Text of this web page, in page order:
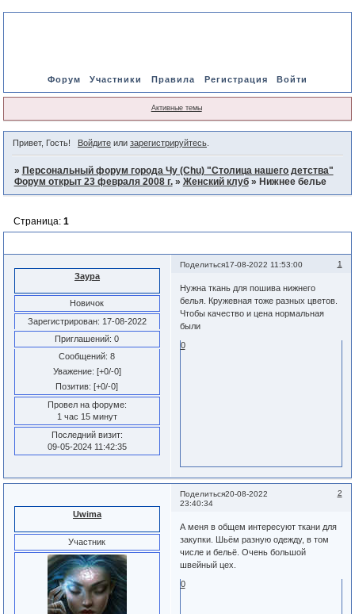
Форум Участники Правила Регистрация Войти
Активные темы
Привет, Гость! Войдитеили зарегистрируйтесь.
» Персональный форум города Чу (Chu) "Столица нашего детства"
Форум открыт 23 февраля 2008 г. » Женский клуб » Нижнее белье
Страница: 1
Поделиться 1
17-08-2022 11:53:00
Заура
Новичок
Зарегистрирован: 17-08-2022
Приглашений: 0
Сообщений: 8
Уважение: [+0/-0]
Позитив: [+0/-0]
Провел на форуме:
1 час 15 минут
Последний визит:
09-05-2024 11:42:35
Нужна ткань для пошива нижнего
белья. Кружевная тоже разных цветов.
Чтобы качество и цена нормальная
были
0
Поделиться 2
20-08-2022
23:40:34
Uwima
Участник
А меня в общем интересуют ткани для
закупки. Шьём разную одежду, в том
числе и бельё. Очень большой
швейный цех.
0